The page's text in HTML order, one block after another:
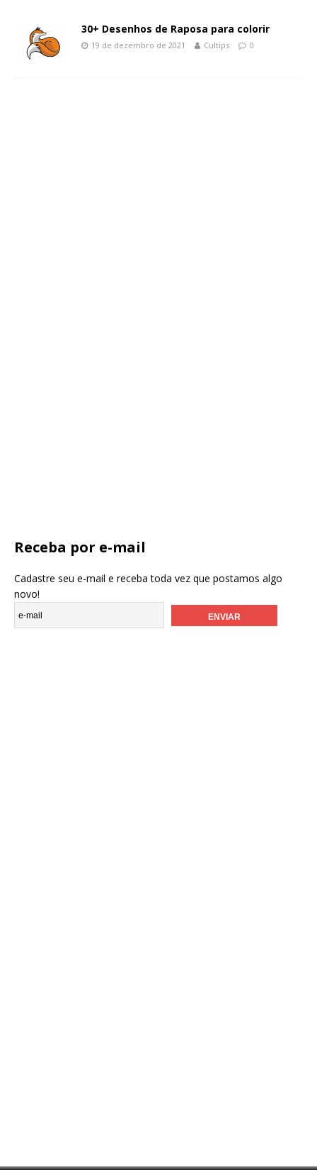
30+ Desenhos de Raposa para colorir
19 de dezembro de 2021 Cultips 0
Receba por e-mail
Cadastre seu e-mail e receba toda vez que postamos algo
novo!